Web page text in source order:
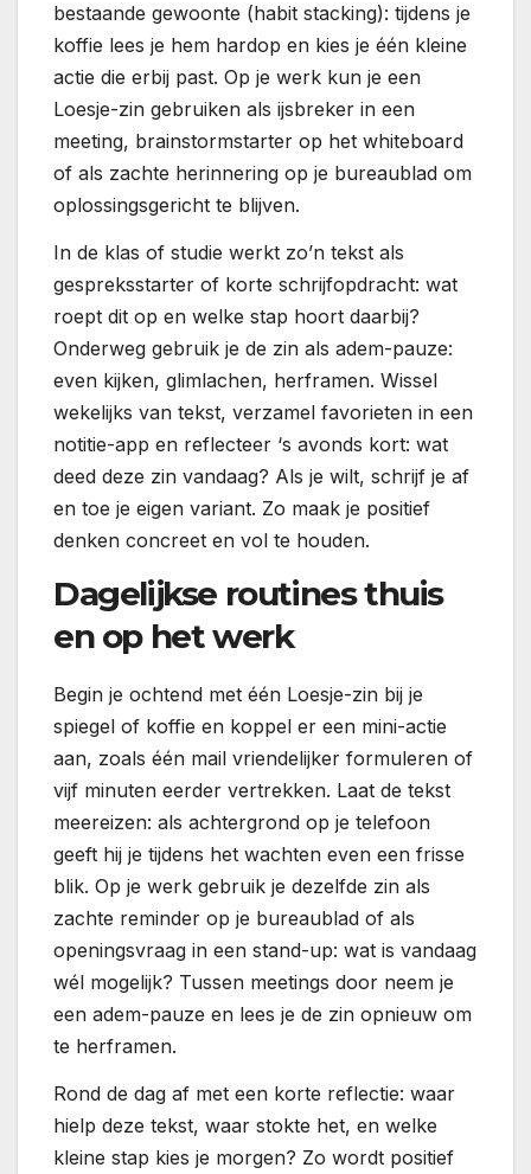
bestaande gewoonte (habit stacking): tijdens je
koffie lees je hem hardop en kies je één kleine
actie die erbij past. Op je werk kun je een
Loesje-zin gebruiken als ijsbreker in een
meeting, brainstormstarter op het whiteboard
of als zachte herinnering op je bureaublad om
oplossingsgericht te blijven.
In de klas of studie werkt zo’n tekst als
gespreksstarter of korte schrijfopdracht: wat
roept dit op en welke stap hoort daarbij?
Onderweg gebruik je de zin als adem-pauze:
even kijken, glimlachen, herframen. Wissel
wekelijks van tekst, verzamel favorieten in een
notitie-app en reflecteer ‘s avonds kort: wat
deed deze zin vandaag? Als je wilt, schrijf je af
en toe je eigen variant. Zo maak je positief
denken concreet en vol te houden.
Dagelijkse routines thuis
en op het werk
Begin je ochtend met één Loesje-zin bij je
spiegel of koffie en koppel er een mini-actie
aan, zoals één mail vriendelijker formuleren of
vijf minuten eerder vertrekken. Laat de tekst
meereizen: als achtergrond op je telefoon
geeft hij je tijdens het wachten even een frisse
blik. Op je werk gebruik je dezelfde zin als
zachte reminder op je bureaublad of als
openingsvraag in een stand-up: wat is vandaag
wél mogelijk? Tussen meetings door neem je
een adem-pauze en lees je de zin opnieuw om
te herframen.
Rond de dag af met een korte reflectie: waar
hielp deze tekst, waar stokte het, en welke
kleine stap kies je morgen? Zo wordt positief